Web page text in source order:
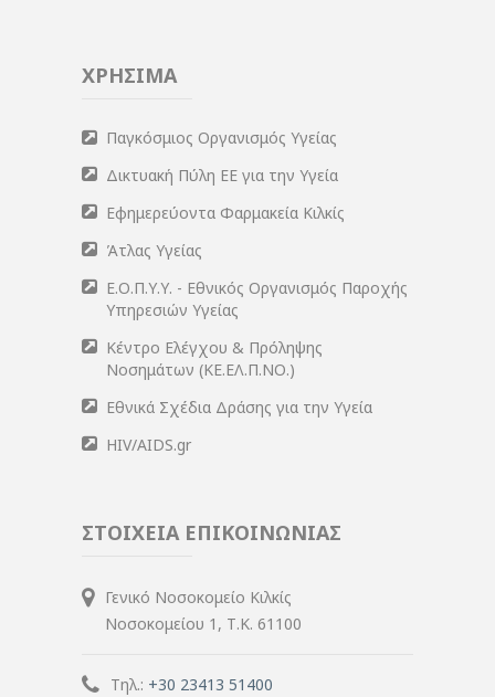
ΧΡΗΣΙΜΑ
Παγκόσμιος Οργανισμός Υγείας
Δικτυακή Πύλη ΕΕ για την Υγεία
Εφημερεύοντα Φαρμακεία Κιλκίς
Άτλας Υγείας
Ε.Ο.Π.Υ.Υ. - Εθνικός Οργανισμός Παροχής
Υπηρεσιών Υγείας
Κέντρο Ελέγχου & Πρόληψης
Νοσημάτων (ΚΕ.ΕΛ.Π.ΝΟ.)
Εθνικά Σχέδια Δράσης για την Υγεία
HIV/AIDS.gr
ΣΤΟΙΧΕΙΑ ΕΠΙΚΟΙΝΩΝΙΑΣ
Γενικό Νοσοκομείο Κιλκίς
Νοσοκομείου 1, Τ.Κ. 61100
Τηλ.: +30 23413 51400